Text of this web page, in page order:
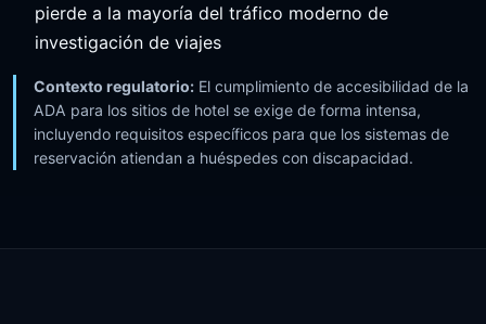
pierde a la mayoría del tráfico moderno de
investigación de viajes
Contexto regulatorio: El cumplimiento de accesibilidad de la
ADA para los sitios de hotel se exige de forma intensa,
incluyendo requisitos específicos para que los sistemas de
reservación atiendan a huéspedes con discapacidad.